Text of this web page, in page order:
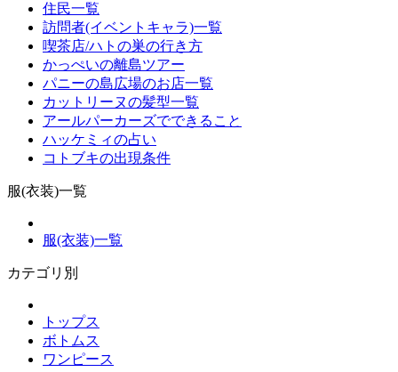
住民一覧
訪問者(イベントキャラ)一覧
喫茶店/ハトの巣の行き方
かっぺいの離島ツアー
パニーの島広場のお店一覧
カットリーヌの髪型一覧
アールパーカーズでできること
ハッケミィの占い
コトブキの出現条件
服(衣装)一覧
服(衣装)一覧
カテゴリ別
トップス
ボトムス
ワンピース